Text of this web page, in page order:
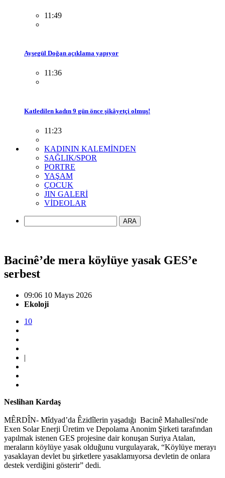
11:49
Ayşegül Doğan açıklama yapıyor
11:36
Katledilen kadın 9 gün önce şikâyetçi olmuş!
11:23
KADININ KALEMİNDEN
SAĞLIK/SPOR
PORTRE
YAŞAM
ÇOCUK
JIN GALERİ
VİDEOLAR
ARA
Bacinê’de mera köylüye yasak GES’e
serbest
09:06 10 Mayıs 2026
Ekoloji
10
|
Neslihan Kardaş
MÊRDÎN- Mîdyad’da Êzidîlerin yaşadığı Bacinê Mahallesi'nde
Exen Solar Enerji Üretim ve Depolama Anonim Şirketi tarafından
yapılmak istenen GES projesine dair konuşan Suriya Atalan,
meraların köylüye yasak olduğunu vurgulayarak, “Köylüye merayı
yasaklayan devlet bu şirketlere yasaklamıyorsa devletin de onlara
destek verdiğini gösterir” dedi.